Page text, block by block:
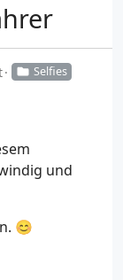
Selfies
und
😊